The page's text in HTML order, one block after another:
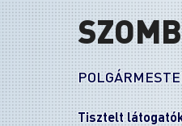
Tisztelt